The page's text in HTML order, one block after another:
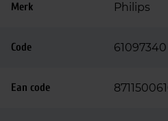
Merk Philips
Code 61097340
Ean code